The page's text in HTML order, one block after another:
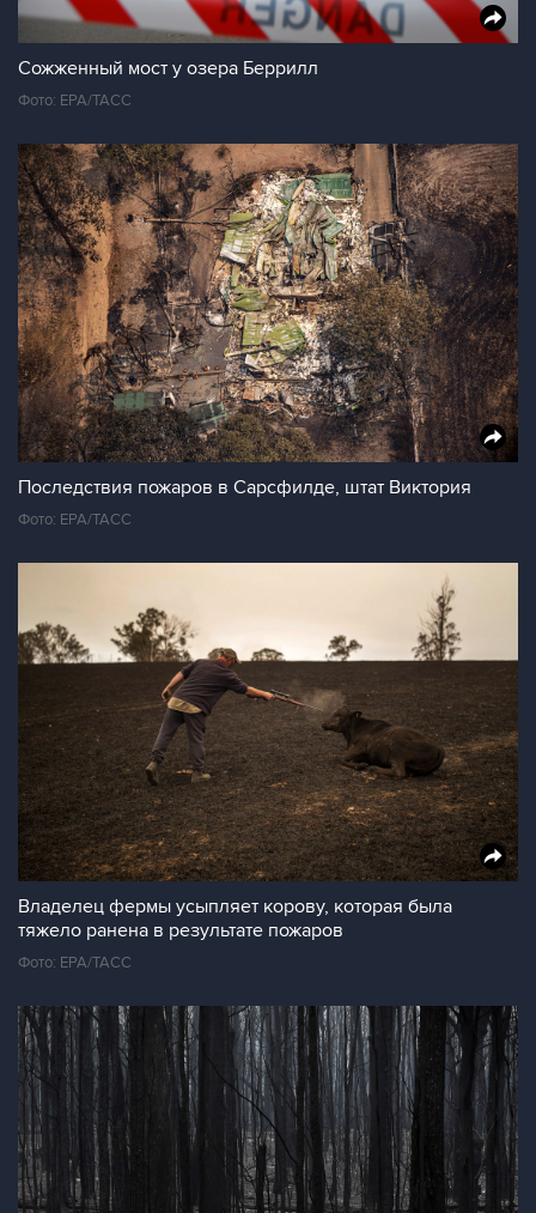
Сожженный мост у озера Беррилл
Фото: EPA/ТАСС
Последствия пожаров в Сарсфилде, штат Виктория
Фото: EPA/ТАСС
Владелец фермы усыпляет корову, которая была
тяжело ранена в результате пожаров
Фото: EPA/ТАСС